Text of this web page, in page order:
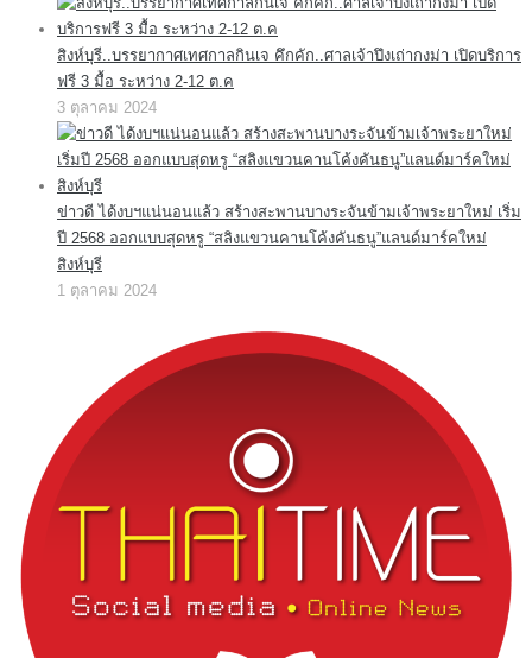
สิงห์บุรี..บรรยากาศเทศกาลกินเจ คึกคัก..ศาลเจ้าปึงเถ่ากงม่า เปิดบริการ
ฟรี 3 มื้อ ระหว่าง 2-12 ต.ค
3 ตุลาคม 2024
ข่าวดี ได้งบฯแน่นอนแล้ว สร้างสะพานบางระจันข้ามเจ้าพระยาใหม่ เริ่ม
ปี 2568 ออกแบบสุดหรู “สลิงแขวนคานโค้งคันธนู”แลนด์มาร์คใหม่
สิงห์บุรี
1 ตุลาคม 2024